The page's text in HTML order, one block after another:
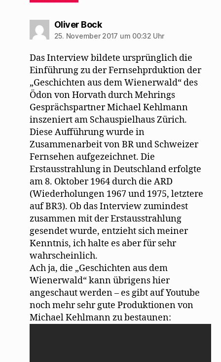
Oliver Bocksagt:
25. November 2017 um 00:32 Uhr
Das Interview bildete ursprünglich die
Einführung zu der Fernsehprduktion der
„Geschichten aus dem Wienerwald“ des
Ödon von Horvath durch Mehrings
Gesprächspartner Michael Kehlmann
inszeniert am Schauspielhaus Zürich.
Diese Aufführung wurde in
Zusammenarbeit von BR und Schweizer
Fernsehen aufgezeichnet. Die
Erstausstrahlung in Deutschland erfolgte
am 8. Oktober 1964 durch die ARD
(Wiederholungen 1967 und 1975, letztere
auf BR3). Ob das Interview zumindest
zusammen mit der Erstausstrahlung
gesendet wurde, entzieht sich meiner
Kenntnis, ich halte es aber für sehr
wahrscheinlich.
Ach ja, die „Geschichten aus dem
Wienerwald“ kann übrigens hier
angeschaut werden – es gibt auf Youtube
noch mehr sehr gute Produktionen von
Michael Kehlmann zu bestaunen: